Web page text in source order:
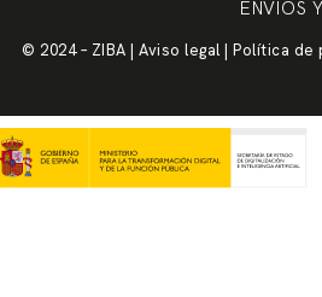
ENVÍOS
© 2024 – ZIBA | Aviso legal | Política de